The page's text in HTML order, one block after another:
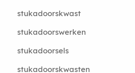
stukadoorskwast
stukadoorswerken
stukadoorsels
stukadoorskwasten